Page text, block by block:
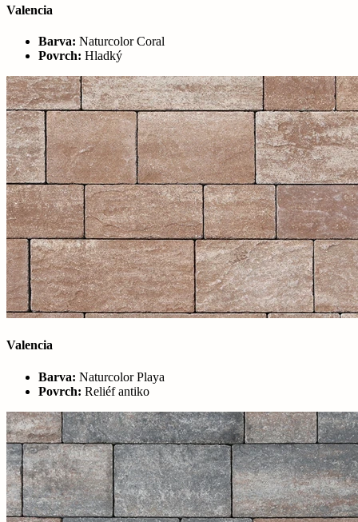
Valencia
Barva: Naturcolor Coral
Povrch: Hladký
Valencia
Barva: Naturcolor Playa
Povrch: Reliéf antiko